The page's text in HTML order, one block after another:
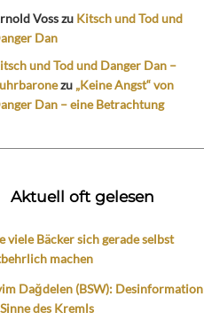
Vosszu Kitsch und Tod und
Dan
und Tod und Danger Dan –
zu „Keine Angst“ von
Dan – eine Betrachtung
Aktuell oft gelesen
viele Bäcker sich gerade selbst
machen
Dağdelen (BSW): Desinformation
des Kremls